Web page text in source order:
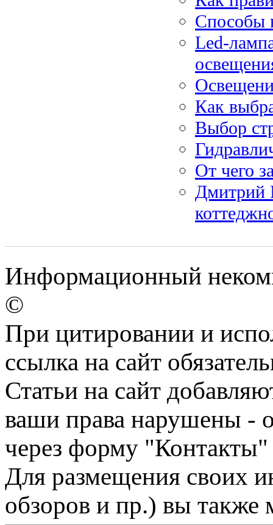
Способы
Led-
Как
Выбор
От чего
Дмитрий
Информационный
©
При цитировании и
ссылка на сайт
Статьи на сайт
ваши права нарушены -
через форму "Контакты"
Для размещения своих
обзоров и пр.) вы также